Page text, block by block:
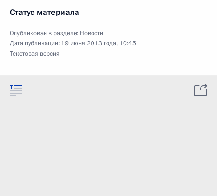
Статус материала
Опубликован в разделе: Новости
Дата публикации: 19 июня 2013 года, 10:45
Текстовая версия